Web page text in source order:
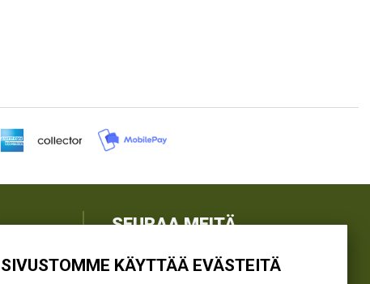
SIVUSTOMME KÄYTTÄÄ EVÄSTEITÄ
SEURAA MEITÄ
@kivikangaskalastus